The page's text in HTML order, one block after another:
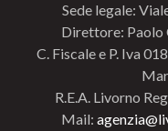
Sede legale:
Direttore: Paolo
C. Fiscale e P. Iva
R.E.A. Livorno
Mail: